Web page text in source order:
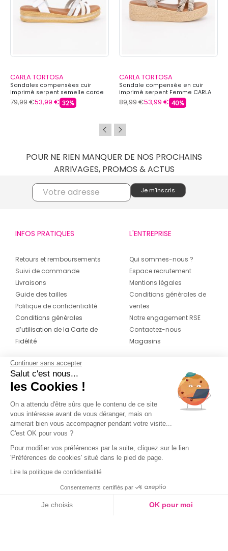
CARLA TORTOSA
Sandales compensées cuir
imprimé serpent semelle corde
Femme CARLA TORTOSA
79,99 €53,99 € 32%
CARLA TORTOSA
Sandale compensée en cuir
imprimé serpent Femme CARLA
TORTOSA
89,99 €53,99 € 40%
POUR NE RIEN MANQUER DE NOS PROCHAINS
ARRIVAGES, PROMOS & ACTUS
INFOS PRATIQUES
Retours et remboursements
Suivi de commande
Livraisons
Guide des tailles
Politique de confidentialité
Conditions générales
d’utilisation de la Carte de
Fidélité
L'ENTREPRISE
Qui sommes-nous ?
Espace recrutement
Mentions légales
Conditions générales de
ventes
Notre engagement RSE
Contactez-nous
Magasins
CONTACT
04 42 20 78 42
Du lundi au jeudi de 8h30 à 16h30 & le
vendredi de 8h30 à 15h30
Continuer sans accepter
Salut c'est nous...
les Cookies !
On a attendu d'être sûrs que le contenu de ce site
vous intéresse avant de vous déranger, mais on
aimerait bien vous accompagner pendant votre visite...
C'est OK pour vous ?
Pour modifier vos préférences par la suite, cliquez sur le lien
'Préférences de cookies' situé dans le pied de page.
Lire la politique de confidentialité
Consentements certifiés par
Je choisis OK pour moi